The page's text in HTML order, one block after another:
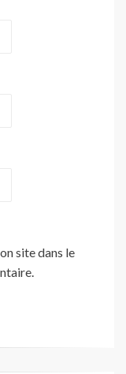
site dans le